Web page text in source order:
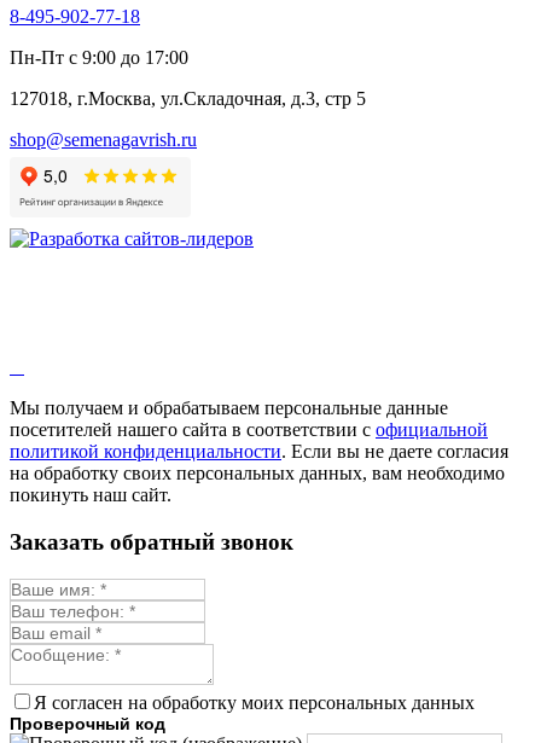
Алтей
Анис
Бессмертник
Валериана
Валерианелла
Гибискус лекарственный
Девясил
Душица
Змееголовник
Мыльнянка
Мята
Овсяный корень
Огуречная трава
Пустырник
Репешок
Синюха
Смесь лекарственных
Стевия
Тимьян ползучий (чабрец)
8-495-902-77-18
Пн-Пт с 9:00 до 17:00
127018, г.Москва, ул.Складочная, д.3, стр 5
shop@semenagavrish.ru
Мы получаем и обрабатываем персональные данные
посетителей нашего сайта в соответствии с официальной
политикой конфиденциальности. Если вы не даете согласия
на обработку своих персональных данных, вам необходимо
покинуть наш сайт.
Заказать обратный звонок
Я согласен на обработку моих персональных данных
Проверочный код